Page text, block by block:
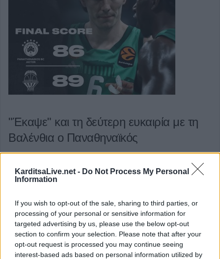
KarditsaLive.net - Do Not Process My Personal
Information
If you wish to opt-out of the sale, sharing to third parties, or
processing of your personal or sensitive information for
targeted advertising by us, please use the below opt-out
section to confirm your selection. Please note that after your
opt-out request is processed you may continue seeing
interest-based ads based on personal information utilized by
"Έκαψε" και τη δεύτερη ευκαιρία με τη
Βαλένθια ο Παναθηναϊκός
Κατηγορία Μπάσκετ 08 Μαϊ 2026
Αυτή τη φορά ο Παναθηναϊκός έβγαλε από το δεύτερο
προηγούμενο παιχνίδι, αλλά του έλειψαν στα κρίσιμα
σημεία τα μεγάλα μακρινά σουτ που θα του επέτρεπαν την
ανατροπή και πλέον η πρόκριση στο φάιναλ φορ της
Αθήνας θα κριθεί στη Βαλένθια (13/5, 22:00).